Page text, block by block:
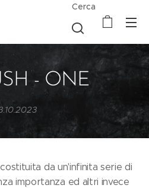
Cerca
- ONE
da un'infinita serie di
importanza ed altri invece